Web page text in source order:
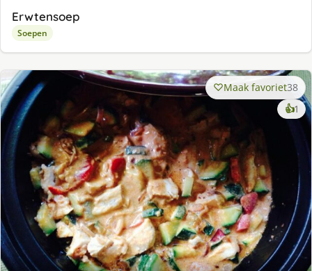
Erwtensoep
Soepen
Maak favoriet38
👍1